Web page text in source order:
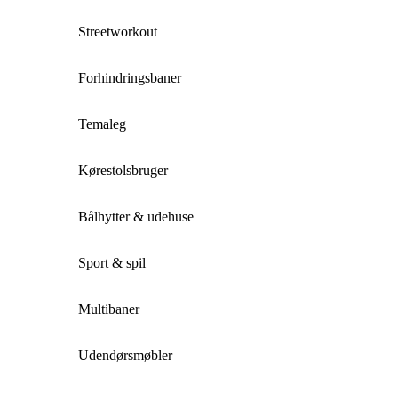
Streetworkout
Forhindringsbaner
Temaleg
Kørestolsbruger
Bålhytter & udehuse
Sport & spil
Multibaner
Udendørsmøbler